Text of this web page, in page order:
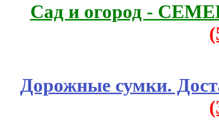
Сад и огород -
Дорожные сумки.